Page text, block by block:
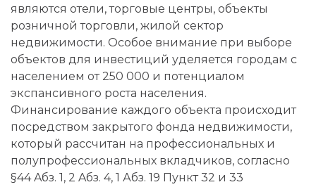
являются отели, торговые центры, объекты
розничной торговли, жилой сектор
недвижимости. Особое внимание при выборе
объектов для инвестиций уделяется городам с
населением от 250 000 и потенциалом
экспансивного роста населения.
Финансирование каждого объекта происходит
посредством закрытого фонда недвижимости,
который рассчитан на профессиональных и
полупрофессиональных вкладчиков, согласно
§44 Aбз. 1, 2 Aбз. 4, 1 Абз. 19 Пункт 32 и 33